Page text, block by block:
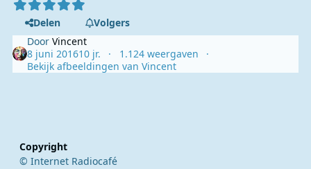
Delen
Volgers
DoorVincent
8 juni 201610 jr.
1.124 weergaven
Bekijk afbeeldingen van Vincent
Copyright
© Internet Radiocafé